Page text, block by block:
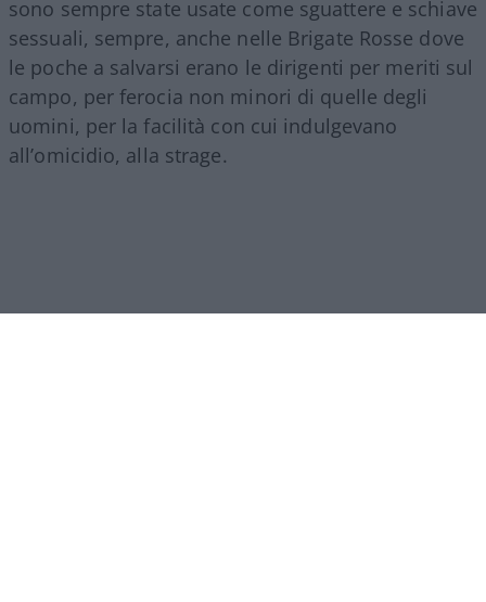
sono sempre state usate come sguattere e schiave
sessuali, sempre, anche nelle Brigate Rosse dove
le poche a salvarsi erano le dirigenti per meriti sul
campo, per ferocia non minori di quelle degli
uomini, per la facilità con cui indulgevano
all’omicidio, alla strage.